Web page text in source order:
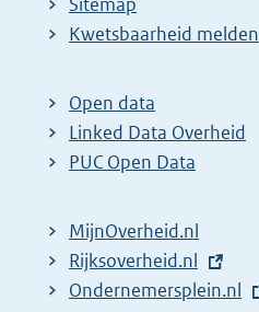
E
t
e
r
l
i
n
Kwetsbaarheid melden
Open data
Linked Data Overheid
PUC Open Data
MijnOverheid.nl
E
x
Rijksoverheid.nl
E
Ondernemersplein.nl